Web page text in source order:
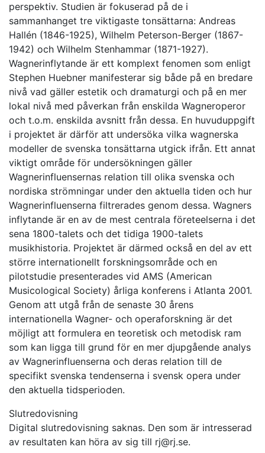
perspektiv. Studien är fokuserad på de i
sammanhanget tre viktigaste tonsättarna: Andreas
Hallén (1846-1925), Wilhelm Peterson-Berger (1867-
1942) och Wilhelm Stenhammar (1871-1927).
Wagnerinflytande är ett komplext fenomen som enligt
Stephen Huebner manifesterar sig både på en bredare
nivå vad gäller estetik och dramaturgi och på en mer
lokal nivå med påverkan från enskilda Wagneroperor
och t.o.m. enskilda avsnitt från dessa. En huvuduppgift
i projektet är därför att undersöka vilka wagnerska
modeller de svenska tonsättarna utgick ifrån. Ett annat
viktigt område för undersökningen gäller
Wagnerinfluensernas relation till olika svenska och
nordiska strömningar under den aktuella tiden och hur
Wagnerinfluenserna filtrerades genom dessa. Wagners
inflytande är en av de mest centrala företeelserna i det
sena 1800-talets och det tidiga 1900-talets
musikhistoria. Projektet är därmed också en del av ett
större internationellt forskningsområde och en
pilotstudie presenterades vid AMS (American
Musicological Society) årliga konferens i Atlanta 2001.
Genom att utgå från de senaste 30 årens
internationella Wagner- och operaforskning är det
möjligt att formulera en teoretisk och metodisk ram
som kan ligga till grund för en mer djupgående analys
av Wagnerinfluenserna och deras relation till de
specifikt svenska tendenserna i svensk opera under
den aktuella tidsperioden.
Slutredovisning
Digital slutredovisning saknas. Den som är intresserad
av resultaten kan höra av sig till rj@rj.se.